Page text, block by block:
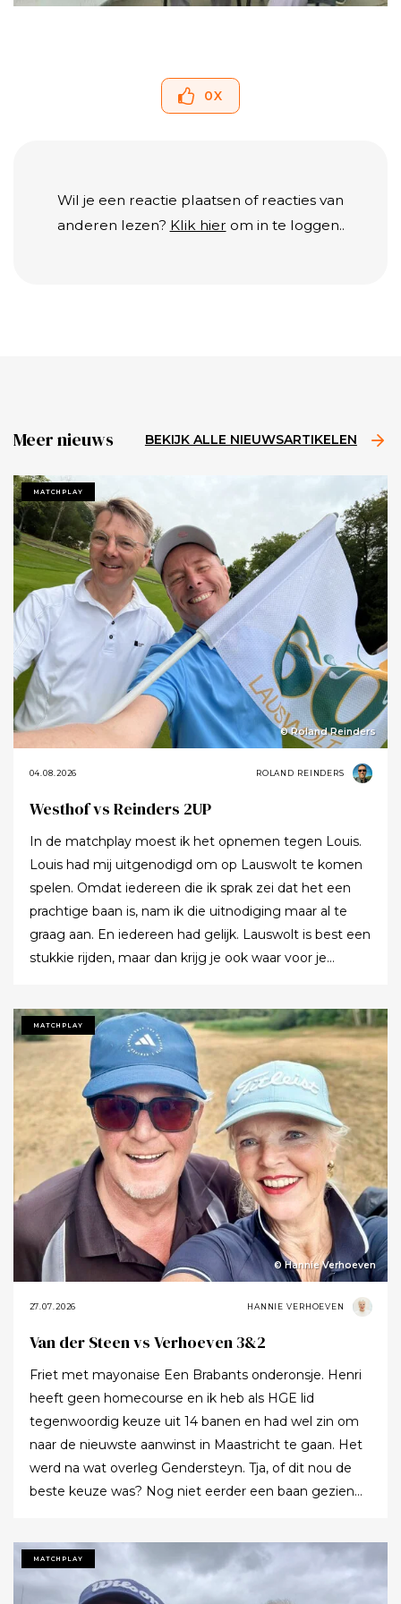
0X
Wil je een reactie plaatsen of reacties van
anderen lezen? Klik hier om in te loggen..
Meer nieuws BEKIJK ALLE NIEUWSARTIKELEN
MATCHPLAY
© Roland Reinders
04.08.2026 ROLAND REINDERS
Westhof vs Reinders 2UP
In de matchplay moest ik het opnemen tegen Louis.
Louis had mij uitgenodigd om op Lauswolt te komen
spelen. Omdat iedereen die ik sprak zei dat het een
prachtige baan is, nam ik die uitnodiging maar al te
graag aan. En iedereen had gelijk. Lauswolt is best een
stukkie rijden, maar dan krijg je ook waar voor je
Tot ik uiteindelijk aankondigde dat ik het nu echt niet
meer ging zeggen.
MATCHPLAY
© Hannie Verhoeven
27.07.2026 HANNIE VERHOEVEN
Van der Steen vs Verhoeven 3&2
Friet met mayonaise Een Brabants onderonsje. Henri
heeft geen homecourse en ik heb als HGE lid
tegenwoordig keuze uit 14 banen en had wel zin om
naar de nieuwste aanwinst in Maastricht te gaan. Het
werd na wat overleg Gendersteyn. Tja, of dit nou de
beste keuze was? Nog niet eerder een baan gezien
voor meer banen? Ze hebben echt hun best gedaan
om de afslagplaatsen en de greens groen te houden
MATCHPLAY